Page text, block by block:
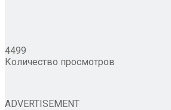
4499
Количество просмотров
ADVERTISEMENT